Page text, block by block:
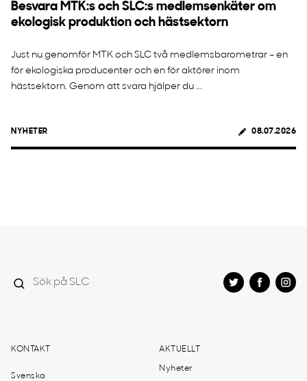
Besvara MTK:s och SLC:s medlemsenkäter om
ekologisk produktion och hästsektorn
Just nu genomför MTK och SLC två medlemsbarometrar – en
för ekologiska producenter och en för aktörer inom
hästsektorn. Genom att svara hjälper du ...
NYHETER 08.07.2026
KONTAKT
Svenska
AKTUELLT
Nyheter